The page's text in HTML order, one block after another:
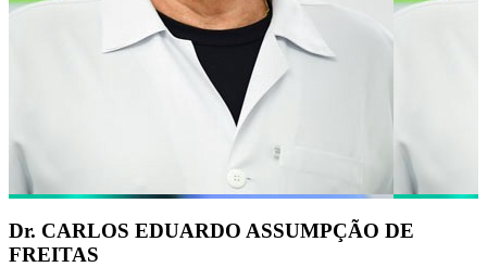
Dr. CARLOS EDUARDO ASSUMPÇÃO DE
FREITAS